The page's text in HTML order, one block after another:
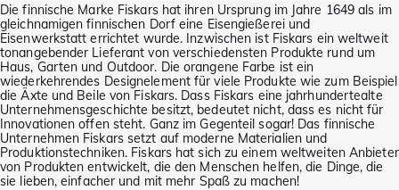
Die finnische Marke Fiskars hat ihren Ursprung im Jahre 1649 als im
gleichnamigen finnischen Dorf eine Eisengießerei und
Eisenwerkstatt errichtet wurde. Inzwischen ist Fiskars ein weltweit
tonangebender Lieferant von verschiedensten Produkte rund um
Haus, Garten und Outdoor. Die orangene Farbe ist ein
wiederkehrendes Designelement für viele Produkte wie zum Beispiel
die Äxte und Beile von Fiskars. Dass Fiskars eine jahrhundertealte
Unternehmensgeschichte besitzt, bedeutet nicht, dass es nicht für
Innovationen offen steht. Ganz im Gegenteil sogar! Das finnische
Unternehmen Fiskars setzt auf moderne Materialien und
Produktionstechniken. Fiskars hat sich zu einem weltweiten Anbieter
von Produkten entwickelt, die den Menschen helfen, die Dinge, die
sie lieben, einfacher und mit mehr Spaß zu machen!